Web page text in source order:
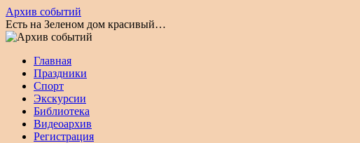
Архив событий
Есть на Зеленом дом красивый…
Перейти
содержимому
Главная
Праздники
Спорт
Экскурсии
Библиотека
Видеоархив
Регистрация